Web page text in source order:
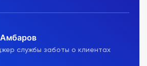
службы заботы о клиентах